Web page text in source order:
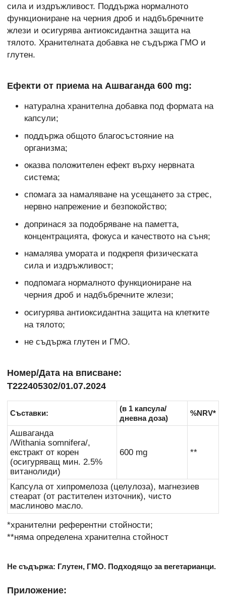
сила и издръжливост. Поддържа нормалното
функциониране на черния дроб и надбъбречните
жлези и осигурява антиоксидантна защита на
тялото. Хранителната добавка не съдържа ГМО и
глутен.
Ефекти от приема на Ашваганда 600 mg:
натурална хранителна добавка под формата на
капсули;
поддържа общото благосъстояние на
организма;
оказва положителен ефект върху нервната
система;
спомага за намаляване на усещането за стрес,
нервно напрежение и безпокойство;
допринася за подобряване на паметта,
концентрацията, фокуса и качеството на съня;
намалява умората и подкрепя физическата
сила и издръжливост;
подпомага нормалното функциониране на
черния дроб и надбъбречните жлези;
осигурява антиоксидантна защита на клетките
на тялото;
не съдържа глутен и ГМО.
Номер/Дата на вписване:
Т222405302/01.07.2024
Съставки:
(в 1 капсула/
дневна доза)
%NRV*
Ашваганда
/Withania somnifera/,
екстракт от корен
(осигуряващ мин. 2.5%
витанолиди)
600 mg **
Капсула от хипромелоза (целулоза), магнезиев
стеарат (от растителен източник), чисто
маслиново масло.
*хранителни референтни стойности;
**няма определена хранителна стойност
Не съдържа: Глутен, ГМО. Подходящо за вегетарианци.
Приложение: